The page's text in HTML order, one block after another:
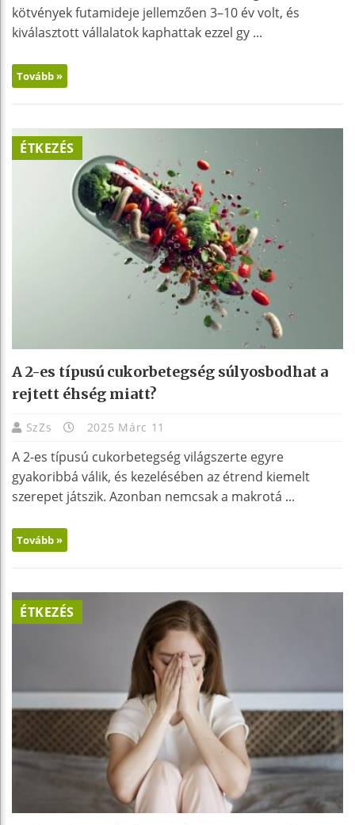
kötvények futamideje jellemzően 3–10 év volt, és
kiválasztott vállalatok kaphattak ezzel gy ...
Tovább »
ÉTKEZÉS
A 2-es típusú cukorbetegség súlyosbodhat a
rejtett éhség miatt?
SzZs 2025 Márc 11
A 2-es típusú cukorbetegség világszerte egyre
gyakoribbá válik, és kezelésében az étrend kiemelt
szerepet játszik. Azonban nemcsak a makrotá ...
Tovább »
ÉTKEZÉS